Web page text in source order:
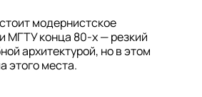
модернистское
МГТУ конца 80-х — резкий
архитектурой, но в этом
этого места.